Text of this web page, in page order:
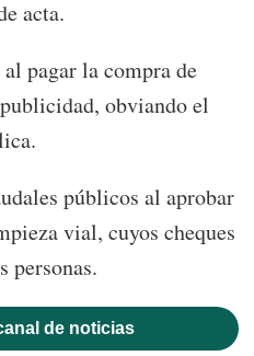
acta.
pagar la compra de
obviando el
públicos al aprobar
vial, cuyos cheques
personas.
de noticias